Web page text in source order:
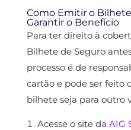
Como Emitir o
Garantir o Benefício
Para ter direito à
Bilhete de Seguro
processo é de
cartão e pode ser feito
bilhete seja para outro
Acesse o site da AIG